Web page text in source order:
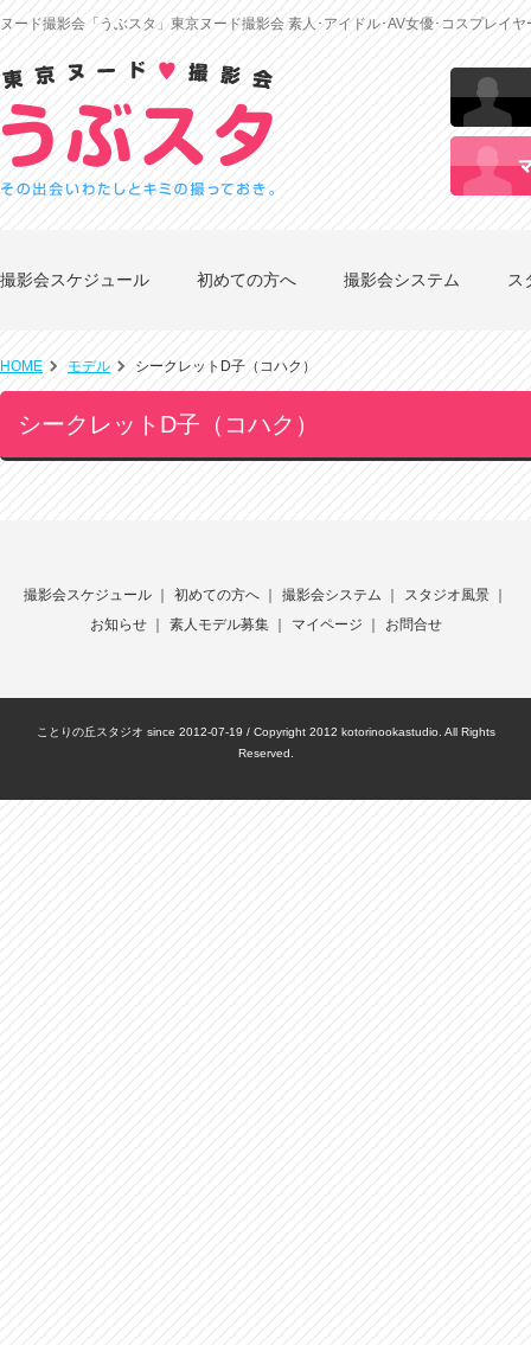
ヌード撮影会「うぶスタ」東京ヌード撮影会 素人･アイドル･AV女優･コスプレイ
撮影会スケジュール 初めての方へ 撮影会システム ス
HOME モデル シークレットD子（コハク）
シークレットD子（コハク）
撮影会スケジュール 初めての方へ 撮影会システム スタジオ風景
お知らせ｜ 素人モデル募集｜ マイページ お問合せ
ことりの丘スタジオ since 2012-07-19 / Copyright 2012 kotorinookastudio. All Rights
Reserved.